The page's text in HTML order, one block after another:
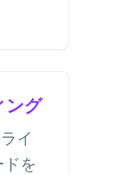
ング
イ
を